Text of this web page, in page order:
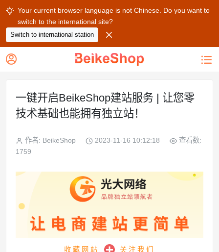
 Your current browser language is not Chinese. Do you want to
switch to the international site?
Switch to international station 
 
一键开启BeikeShop建站服务 | 让您零
技术基础也能拥有独立站！
作者: BeikeShop 2023-11-16 10:12:18
查看数:
1759
收藏网站 关注我们